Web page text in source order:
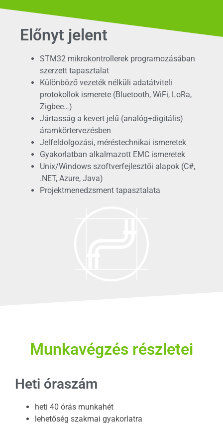
Előnyt jelent
STM32 mikrokontrollerek programozásában
szerzett tapasztalat
Különböző vezeték nélküli adatátviteli
protokollok ismerete (Bluetooth, WiFi, LoRa,
Zigbee…)
Jártasság a kevert jelű (analóg+digitális)
áramkörtervezésben
Jelfeldolgozási, méréstechnikai ismeretek
Gyakorlatban alkalmazott EMC ismeretek
Unix/Windows szoftverfejlesztői alapok (C#,
.NET, Azure, Java)
Projektmenedzsment tapasztalata
Munkavégzés részletei
Heti óraszám
heti 40 órás munkahét
lehetőség szakmai gyakorlatra